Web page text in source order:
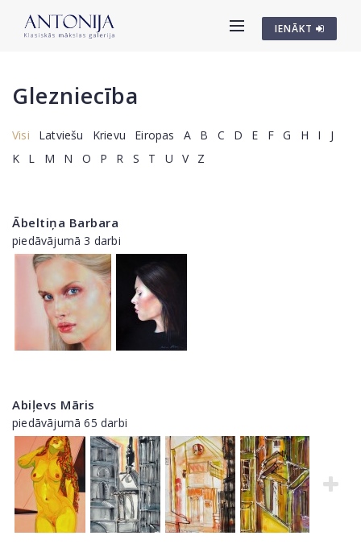
IENĀKT
Glezniecība
Visi Latviešu Krievu Eiropas A B C D E F G H I
J
K
L M N O P R S T U V Z
Ābeltiņa Barbara
piedāvājumā 3 darbi
Abiļevs Māris
piedāvājumā 65 darbi